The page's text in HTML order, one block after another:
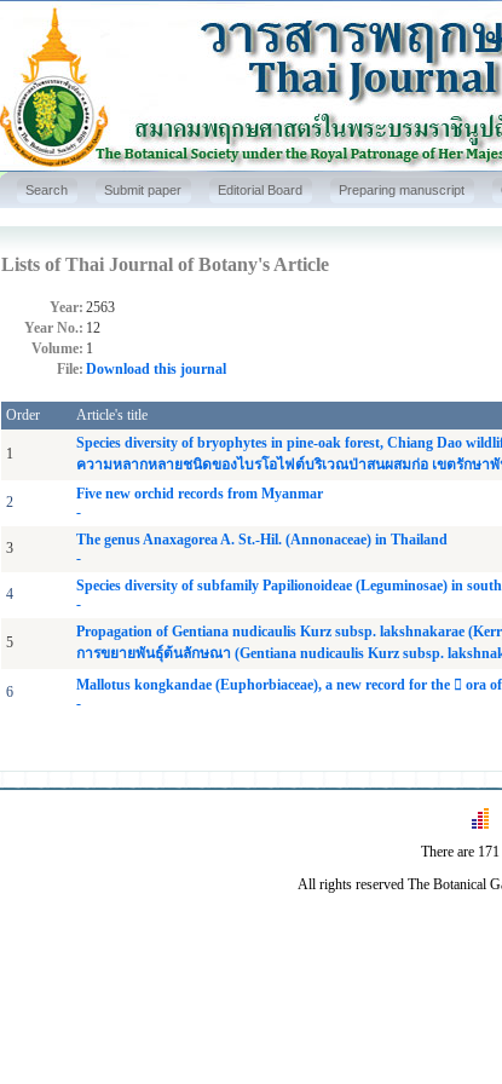
Search Submit paper Editorial Board Preparing manuscript
Lists of Thai Journal of Botany's Article
Year: 2563
Year No.: 12
Volume: 1
File: Download this journal
Order Article's title
1
Species diversity of bryophytes in pine-oak forest, Chiang Dao
ความหลากหลายชนิดของไบรโอไฟต์บริเวณป่าสนผสมก่อ เขตรักษา
2
Five new orchid records from Myanmar
-
3
The genus Anaxagorea A. St.-Hil. (Annonaceae) in Thailand
-
4
Species diversity of subfamily Papilionoideae (Leguminosae) in
-
5
Propagation of Gentiana nudicaulis Kurz subsp. lakshnakarae
การขยายพันธุ์ต้นลักษณา (Gentiana nudicaulis Kurz subsp.
6
Mallotus kongkandae (Euphorbiaceae), a new record for the 􀃀 ora
-
There are
All rights reserved The Botanical